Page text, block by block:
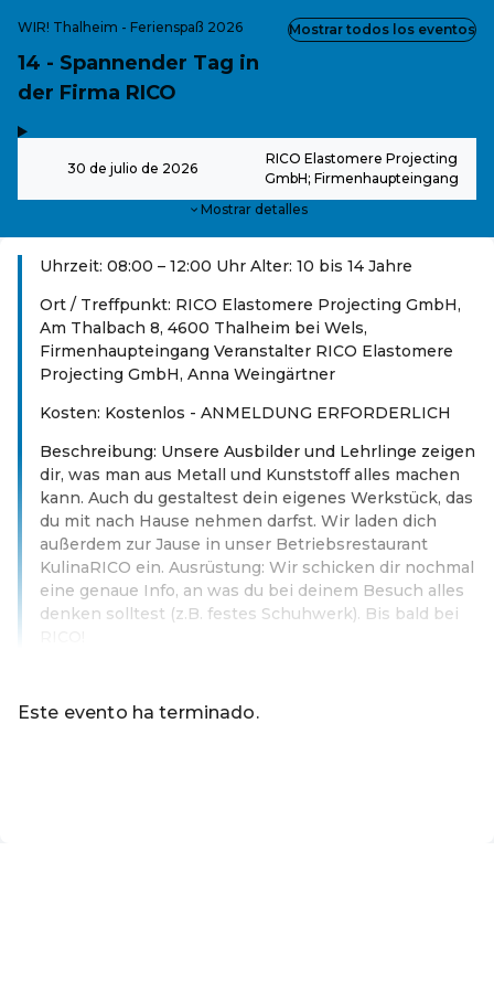
WIR! Thalheim - Ferienspaß 2026
14 - Spannender Tag in
der Firma RICO
30 de julio de 2026
RICO Elastomere Projecting
GmbH; Firmenhaupteingang
Mostrar detalles
Mostrar todos los eventos
Uhrzeit: 08:00 – 12:00 Uhr Alter: 10 bis 14 Jahre
Ort / Treffpunkt: RICO Elastomere Projecting GmbH,
Am Thalbach 8, 4600 Thalheim bei Wels,
Firmenhaupteingang Veranstalter RICO Elastomere
Projecting GmbH, Anna Weingärtner
Kosten: Kostenlos - ANMELDUNG ERFORDERLICH
Beschreibung: Unsere Ausbilder und Lehrlinge zeigen
dir, was man aus Metall und Kunststoff alles machen
kann. Auch du gestaltest dein eigenes Werkstück, das
du mit nach Hause nehmen darfst. Wir laden dich
außerdem zur Jause in unser Betriebsrestaurant
KulinaRICO ein. Ausrüstung: Wir schicken dir nochmal
eine genaue Info, an was du bei deinem Besuch alles
denken solltest (z.B. festes Schuhwerk). Bis bald bei
Este evento ha terminado.